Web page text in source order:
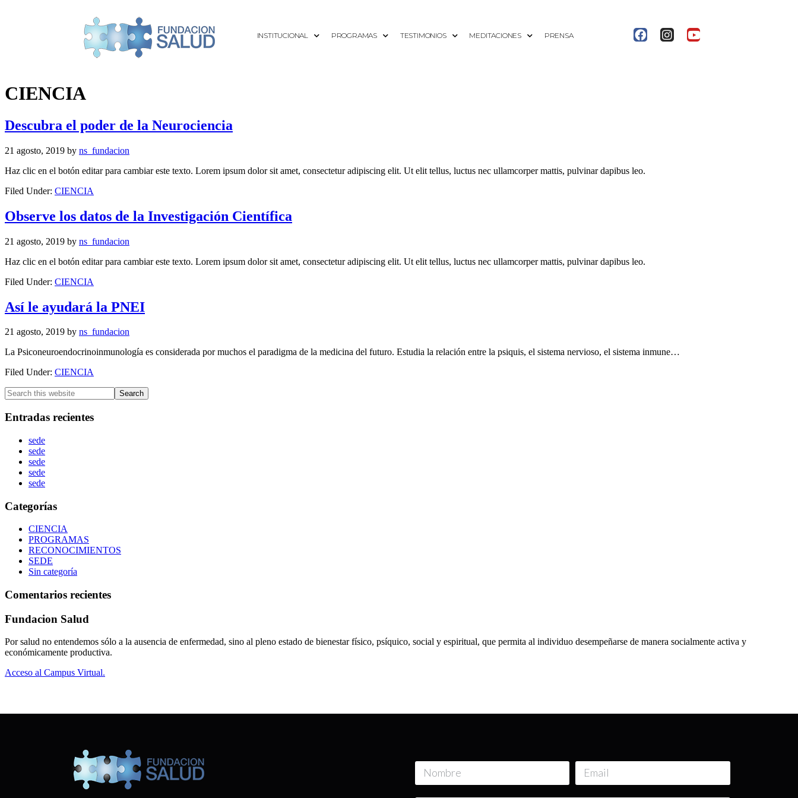
INSTITUCIONAL PROGRAMAS TESTIMONIOS MEDITACIONES PRENSA
CIENCIA
Descubra el poder de la Neurociencia
21 agosto, 2019 by ns_fundacion
Haz clic en el botón editar para cambiar este texto. Lorem ipsum dolor sit amet, consectetur adipiscing elit. Ut elit tellus, luctus nec ullamcorper mattis, pulvinar dapibus leo.
Filed Under: CIENCIA
Observe los datos de la Investigación Científica
21 agosto, 2019 by ns_fundacion
Haz clic en el botón editar para cambiar este texto. Lorem ipsum dolor sit amet, consectetur adipiscing elit. Ut elit tellus, luctus nec ullamcorper mattis, pulvinar dapibus leo.
Filed Under: CIENCIA
Así le ayudará la PNEI
21 agosto, 2019 by ns_fundacion
La Psiconeuroendocrinoinmunología es considerada por muchos el paradigma de la medicina del futuro. Estudia la relación entre la psiquis, el sistema nervioso, el sistema inmune…
Filed Under: CIENCIA
Entradas recientes
sede
sede
sede
sede
sede
Categorías
CIENCIA
PROGRAMAS
RECONOCIMIENTOS
SEDE
Sin categoría
Comentarios recientes
Fundacion Salud
Por salud no entendemos sólo a la ausencia de enfermedad, sino al pleno estado de bienestar físico, psíquico, social y espiritual, que permita al individuo desempeñarse de manera socialmente activa y
económicamente productiva.
Acceso al Campus Virtual.